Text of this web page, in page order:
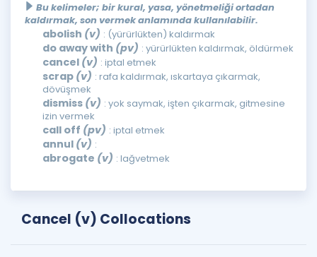
Bu kelimeler; bir kural, yasa, yönetmeliği ortadan
kaldırmak, son vermek anlamında kullanılabilir.
abolish (v) : (yürürlükten) kaldırmak
do away with (pv) : yürürlükten kaldırmak, öldürmek
cancel (v) : iptal etmek
scrap (v) : rafa kaldırmak, ıskartaya çıkarmak,
dövüşmek
dismiss (v) : yok saymak, işten çıkarmak, gitmesine
izin vermek
call off (pv) : iptal etmek
annul (v) :
abrogate (v) : lağvetmek
Cancel (v) Collocations